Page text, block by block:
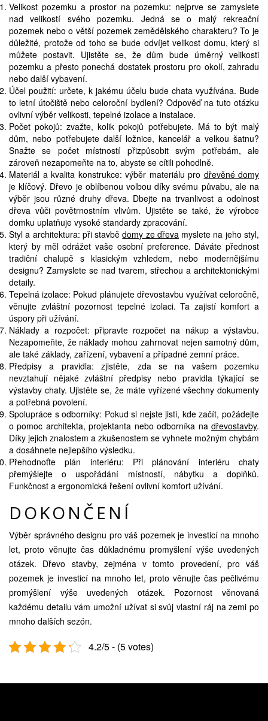
Velikost pozemku a prostor na pozemku: nejprve se zamyslete
nad velikostí svého pozemku. Jedná se o malý rekreační
pozemek nebo o větší pozemek zemědělského charakteru? To je
důležité, protože od toho se bude odvíjet velikost domu, který si
můžete postavit. Ujistěte se, že dům bude úměrný velikosti
pozemku a přesto ponechá dostatek prostoru pro okolí, zahradu
nebo další vybavení.
Účel použití: určete, k jakému účelu bude chata využívána. Bude
to letní útočiště nebo celoroční bydlení? Odpověď na tuto otázku
ovlivní výběr velikosti, tepelné izolace a instalace.
Počet pokojů: zvažte, kolik pokojů potřebujete. Má to být malý
dům, nebo potřebujete další ložnice, kancelář a velkou šatnu?
Snažte se počet místností přizpůsobit svým potřebám, ale
zároveň nezapomeňte na to, abyste se cítili pohodlně.
Materiál a kvalita konstrukce: výběr materiálu pro dřevěné domy
je klíčový. Dřevo je oblíbenou volbou díky svému půvabu, ale na
výběr jsou různé druhy dřeva. Dbejte na trvanlivost a odolnost
dřeva vůči povětrnostním vlivům. Ujistěte se také, že výrobce
domku uplatňuje vysoké standardy zpracování.
Styl a architektura: při stavbědomy ze dřevamyslete na jeho styl,
který by měl odrážet vaše osobní preference. Dáváte přednost
tradiční chalupě s klasickým vzhledem, nebo modernějšímu
designu? Zamyslete se nad tvarem, střechou a architektonickými
detaily.
Tepelná izolace: Pokud plánujete dřevostavbu využívat celoročně,
věnujte zvláštní pozornost tepelné izolaci. Ta zajistí komfort a
úspory při užívání.
Náklady a rozpočet: připravte rozpočet na nákup a výstavbu.
Nezapomeňte, že náklady mohou zahrnovat nejen samotný dům,
ale také základy, zařízení, vybavení a případné zemní práce.
Předpisy a pravidla: zjistěte, zda se na vašem pozemku
nevztahují nějaké zvláštní předpisy nebo pravidla týkající se
výstavby chaty. Ujistěte se, že máte vyřízené všechny dokumenty
a potřebná povolení.
Spolupráce s odborníky: Pokud si nejste jisti, kde začít, požádejte
o pomoc architekta, projektanta nebo odborníka na dřevostavby.
Díky jejich znalostem a zkušenostem se vyhnete možným chybám
a dosáhnete nejlepšího výsledku.
Přehodnoťte plán interiéru: Při plánování interiéru chaty
přemýšlejte o uspořádání místností, nábytku a doplňků.
Funkčnost a ergonomická řešení ovlivní komfort užívání.
DOKONČENÍ
Výběr správného designu pro váš pozemek je investicí na mnoho
let, proto věnujte čas důkladnému promyšlení výše uvedených
otázek. Dřevo stavby, zejména v tomto provedení, pro váš
pozemek je investicí na mnoho let, proto věnujte čas pečlivému
promýšlení výše uvedených otázek. Pozornost věnovaná
každému detailu vám umožní užívat si svůj vlastní ráj na zemi po
mnoho dalších sezón.
4.2/5 - (5 votes)